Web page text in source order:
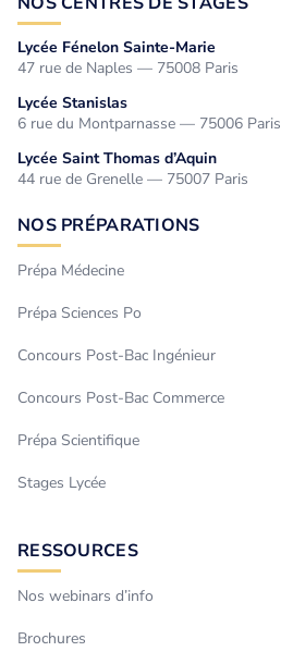
Lycée Fénelon Sainte-Marie
47 rue de Naples — 75008 Paris
Lycée Stanislas
6 rue du Montparnasse — 75006 Paris
Lycée Saint Thomas d’Aquin
44 rue de Grenelle — 75007 Paris
NOS PRÉPARATIONS
Prépa Médecine
Prépa Sciences Po
Concours Post-Bac Ingénieur
Concours Post-Bac Commerce
Prépa Scientifique
Stages Lycée
RESSOURCES
Nos webinars d’info
Brochures